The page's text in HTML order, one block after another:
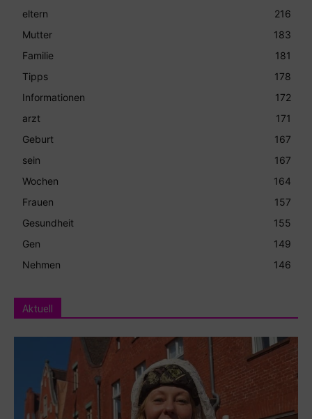
eltern
216
Mutter
183
Familie
181
Tipps
178
Informationen
172
arzt
171
Geburt
167
sein
167
Wochen
164
Frauen
157
Gesundheit
155
Gen
149
Nehmen
146
Aktuell